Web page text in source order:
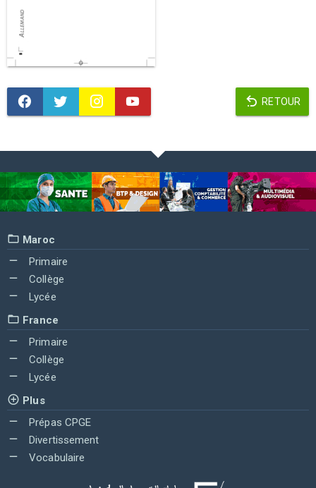
RETOUR
Maroc
Primaire
Collège
Lycée
France
Primaire
Collège
Lycée
Plus
Prépas CPGE
Divertissement
Vocabulaire